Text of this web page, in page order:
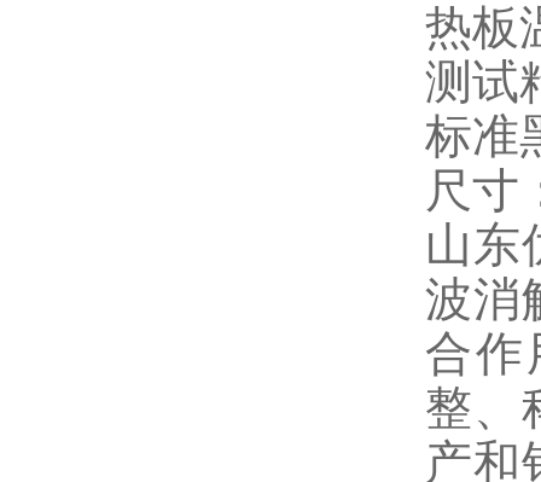
热板
测试
标准
尺寸
山东
波消
合作
整、
产和